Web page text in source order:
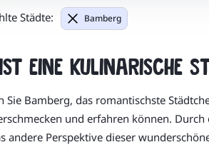
Städte: Bamberg
eine kulinarische
Sie Bamberg, das romantischste
und erfahren können.
andere Perspektive dieser